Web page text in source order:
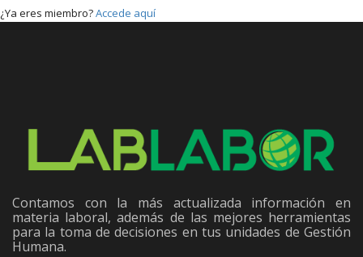
¿Ya eres miembro?Accede aquí
Contamos con la más actualizada información en
materia laboral, además de las mejores herramientas
para la toma de decisiones en tus unidades de Gestión
Humana.